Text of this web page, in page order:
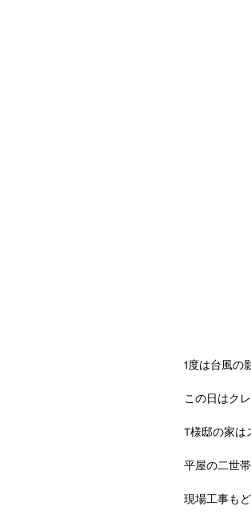
1度は台風の
この日はク
T様邸の家は
平屋の二世
現場工事も